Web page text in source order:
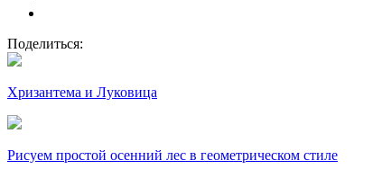
Поделиться:
Хризантема и Луковица
Рисуем простой осенний лес в геометрическом стиле